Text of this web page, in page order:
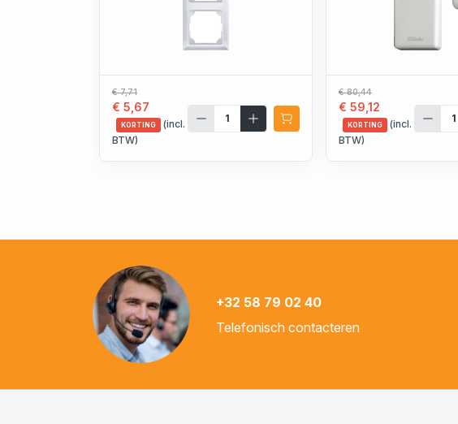
€ 7,71
€ 5,67
KORTING
(incl.
BTW)
€ 80,44
€ 59,12
KORTING
(incl.
BTW)
+32 58 79 02 40
Telefonisch contacteren